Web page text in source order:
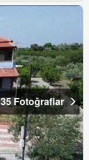
35 Fotoğraflar